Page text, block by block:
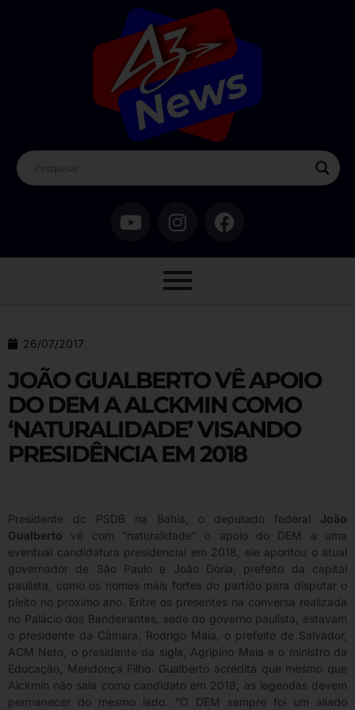
26/07/2017
JOÃO GUALBERTO VÊ APOIO
DO DEM A ALCKMIN COMO
‘NATURALIDADE’ VISANDO
PRESIDÊNCIA EM 2018
Presidente do PSDB na Bahia, o deputado federal João
Gualberto vê com “naturalidade” o apoio do DEM a uma
eventual candidatura presidencial em 2018, ele apontou o atual
governador de São Paulo e João Dória, prefeito da capital
paulista, como os nomes mais fortes do partido para disputar o
pleito no próximo ano. Entre os presentes na conversa realizada
no Palácio dos Bandeirantes, sede do governo paulista, estavam
o presidente da Câmara, Rodrigo Maia, o prefeito de Salvador,
ACM Neto, o presidente da sigla, Agripino Maia e o ministro da
Educação, Mendonça Filho. Gualberto acredita que mesmo que
Alckmin não saia como candidato em 2018, as legendas devem
permanecer do mesmo lado. “O DEM sempre foi um aliado